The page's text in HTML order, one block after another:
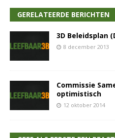
GERELATEERDE BERICHTEN
3D Beleidsplan
8 december 2013
Commissie
optimistisch
12 oktober 2014